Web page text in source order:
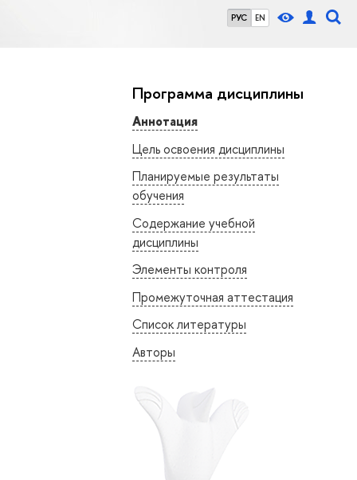
РУС EN
Программа дисциплины
Аннотация
Цель освоения дисциплины
Планируемые результаты
обучения
Содержание учебной
дисциплины
Элементы контроля
Промежуточная аттестация
Список литературы
Авторы